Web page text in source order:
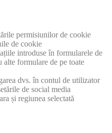
permisiunilor de cookie
de cookie
introduse în formularele de
alte formulare de pe toate
dvs. în contul de utilizator
de social media
și regiunea selectată